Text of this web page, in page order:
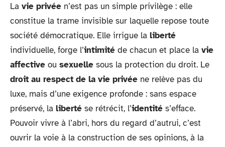
La vie privée n’est pas un simple privilège : elle
constitue la trame invisible sur laquelle repose toute
société démocratique. Elle irrigue la liberté
individuelle, forge l’intimité de chacun et place la vie
affective ou sexuelle sous la protection du droit. Le
droit au respect de la vie privée ne relève pas du
luxe, mais d’une exigence profonde : sans espace
préservé, la liberté se rétrécit, l’identité s’efface.
Pouvoir vivre à l’abri, hors du regard d’autrui, c’est
ouvrir la voie à la construction de ses opinions, à la